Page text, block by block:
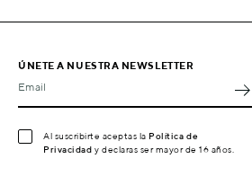
ÚNETE A NUESTRA NEWSLETTER
Email
Al suscribirte aceptas la Política de
Privacidad y declaras ser mayor de 16 años.